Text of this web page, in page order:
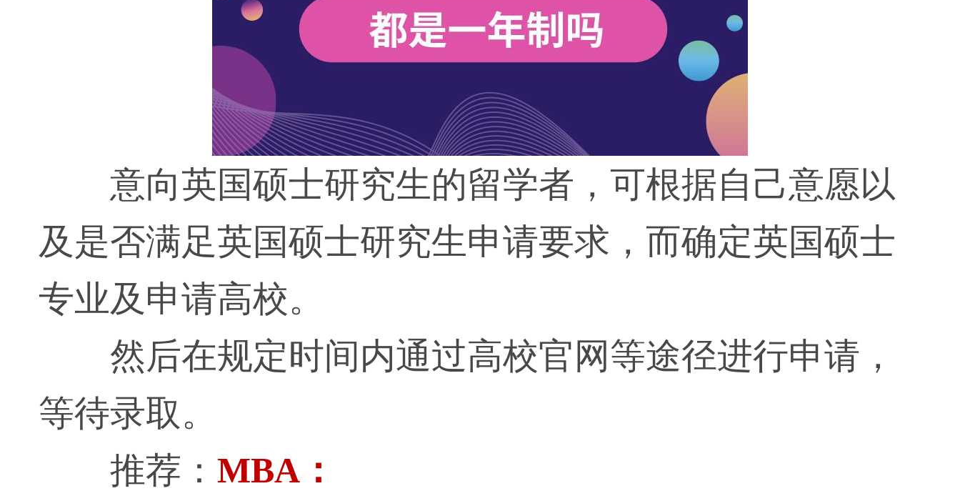
意向英国硕士研究生的留学者，可根据自己意愿以
及是否满足英国硕士研究生申请要求，而确定英国硕士
专业及申请高校。
然后在规定时间内通过高校官网等途径进行申请，
等待录取。
推荐：MBA：